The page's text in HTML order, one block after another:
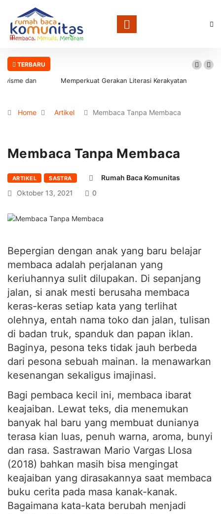
TERBARU
Oktober 13, 2021
0
membaca adalah perjalanan yang
keriuhannya sulit dilupakan. Di sepanjang
jalan, si anak mesti berusaha membaca
keras-keras setiap kata yang terlihat
olehnya, entah nama toko dan jalan, tulisan
di badan truk, spanduk dan papan iklan.
Baginya, pesona teks tidak jauh berbeda
dari pesona sebuah mainan. Ia menawarkan
kesenangan sekaligus imajinasi.
Bagi pembaca kecil ini, membaca ibarat
keajaiban. Lewat teks, dia menemukan
banyak hal baru yang membuat dunianya
terasa kian luas, penuh warna, aroma, bunyi
dan rasa. Sastrawan Mario Vargas Llosa
(2018) bahkan masih bisa mengingat
keajaiban yang dirasakannya saat membaca
buku cerita pada masa kanak-kanak.
Bagaimana kata-kata berubah menjadi
imaji-imaji fantasi yang hidup dan mampu